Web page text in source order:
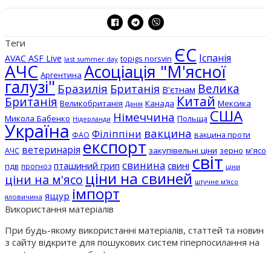
Теги
AVAC ASF Live last summer day topigs norsvin ЄС Іспанія
АЧС Аргентина Асоціація "М'ясної
галузі" Бразилія Британія В'єтнам Велика
Британія Великобританія Данія Канада Китай Мексика
Микола Бабенко Нідерланди Німеччина Польща США
Україна ФАО Філіппіни вакцина вакцина проти
АЧС ветеринарія експорт закупівельні ціни зерно м'ясо
пдв прогноз пташиний грип свинина свині світ ціни
ціни на м'ясо ціни на свиней штучне м'ясо
яловичина ящур імпорт
Використання матеріалів
При будь-якому використанні матеріалів, статтей та новин
з сайту відкрите для пошукових систем гіперпосилання на